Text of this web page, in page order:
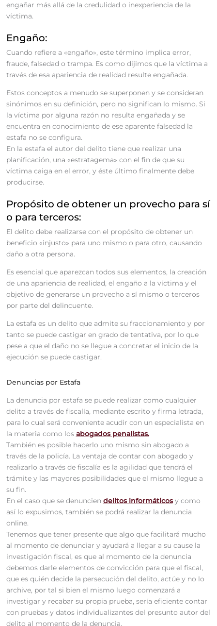
engañar más allá de la credulidad o inexperiencia de la
víctima.
Engaño:
Cuando refiere a «engaño», este término implica error,
fraude, falsedad o trampa. Es como dijimos que la víctima a
través de esa apariencia de realidad resulte engañada.
Estos conceptos a menudo se superponen y se consideran
sinónimos en su definición, pero no significan lo mismo. Si
la víctima por alguna razón no resulta engañada y se
encuentra en conocimiento de ese aparente falsedad la
estafa no se configura.
En la estafa el autor del delito tiene que realizar una
planificación, una «estratagema» con el fin de que su
víctima caiga en el error, y éste último finalmente debe
producirse.
Propósito de obtener un provecho para sí
o para terceros:
El delito debe realizarse con el propósito de obtener un
beneficio «injusto» para uno mismo o para otro, causando
daño a otra persona.
Es esencial que aparezcan todos sus elementos, la creación
de una apariencia de realidad, el engaño a la víctima y el
objetivo de generarse un provecho a sí mismo o terceros
por parte del delincuente.
La estafa es un delito que admite su fraccionamiento y por
tanto se puede castigar en grado de tentativa, por lo que
pese a que el daño no se llegue a concretar el inicio de la
ejecución se puede castigar.
Denuncias por Estafa
La denuncia por estafa se puede realizar como cualquier
delito a través de fiscalía, mediante escrito y firma letrada,
para lo cual será conveniente acudir con un especialista en
la materia como los abogados penalistas.
También es posible hacerlo uno mismo sin abogado a
través de la policía. La ventaja de contar con abogado y
realizarlo a través de fiscalía es la agilidad que tendrá el
trámite y las mayores posibilidades que el mismo llegue a
su fin.
En el caso que se denuncien delitos informáticosy como
así lo expusimos, también se podrá realizar la denuncia
online.
Tenemos que tener presente que algo que facilitará mucho
al momento de denunciar y ayudará a llegar a su cause la
investigación fiscal, es que al momento de la denuncia
debemos darle elementos de convicción para que el fiscal,
que es quién decide la persecución del delito, actúe y no lo
archive, por tal si bien el mismo luego comenzará a
investigar y recabar su propia prueba, sería eficiente contar
con pruebas y datos individualizantes del presunto autor del
delito al momento de la denuncia.